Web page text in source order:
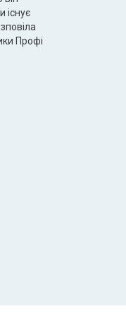
існує
Профі